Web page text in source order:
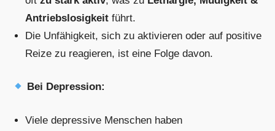
Antriebslosigkeit führt.
Die Unfähigkeit, sich zu aktivieren oder auf positive
Reize zu reagieren, ist eine Folge davon.
Bei Depression:
Viele depressive Menschen haben